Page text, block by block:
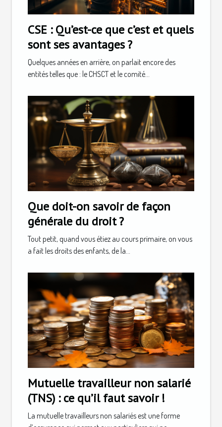
CSE : Qu’est-ce que c’est et quels
sont ses avantages ?
Quelques années en arrière, on parlait encore des
entités telles que : le CHSCT et le comité...
Que doit-on savoir de façon
générale du droit ?
Tout petit, quand vous étiez au cours primaire, on vous
a fait les droits des enfants, de la...
Mutuelle travailleur non salarié
(TNS) : ce qu’il faut savoir !
La mutuelle travailleurs non salariés est une forme